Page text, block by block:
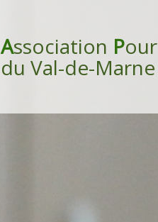
Association Pour
du Val-de-Marne